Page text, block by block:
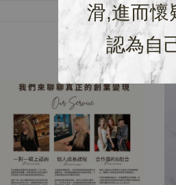
滑,進而懷
認為自